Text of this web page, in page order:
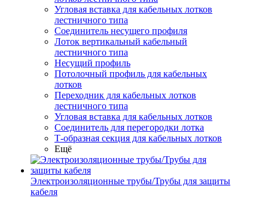
Угловая вставка для кабельных лотков
лестничного типа
Соединитель несущего профиля
Лоток вертикальный кабельный
лестничного типа
Несущий профиль
Потолочный профиль для кабельных
лотков
Переходник для кабельных лотков
лестничного типа
Угловая вставка для кабельных лотков
Соединитель для перегородки лотка
Т-образная секция для кабельных лотков
Ещё
Электроизоляционные трубы/Трубы для защиты
кабеля